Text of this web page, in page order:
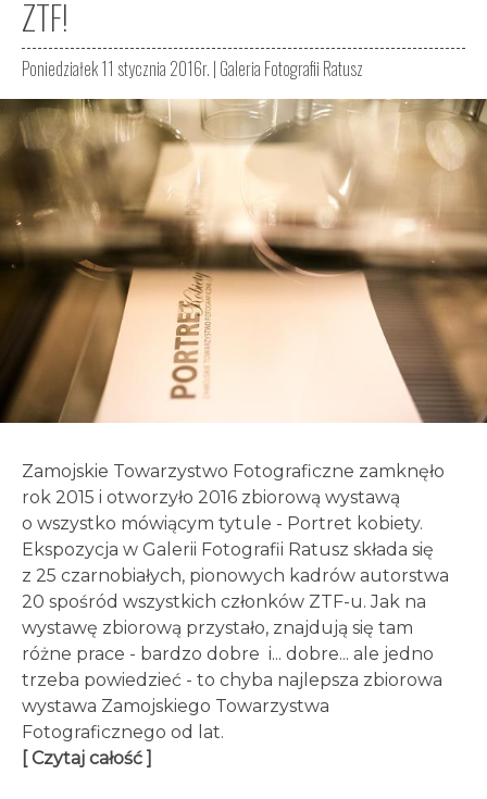
ZTF!
Poniedziałek 11 stycznia 2016r. | Galeria Fotografii Ratusz
Zamojskie Towarzystwo Fotograficzne zamknęło
rok 2015 i otworzyło 2016 zbiorową wystawą
o wszystko mówiącym tytule - Portret kobiety.
Ekspozycja w Galerii Fotografii Ratusz składa się
z 25 czarnobiałych, pionowych kadrów autorstwa
20 spośród wszystkich członków ZTF-u. Jak na
wystawę zbiorową przystało, znajdują się tam
różne prace - bardzo dobre i... dobre... ale jedno
trzeba powiedzieć - to chyba najlepsza zbiorowa
wystawa Zamojskiego Towarzystwa
Fotograficznego od lat.
[ Czytaj całość ]